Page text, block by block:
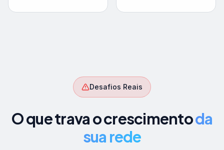
Desafios Reais
O que trava o crescimentoda
sua rede